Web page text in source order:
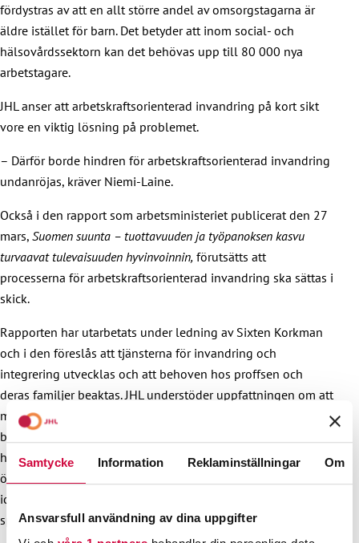
Samtycke Information Reklaminställningar Om
Ansvarsfull användning av dina uppgifter
fördystras av att en allt större andel av omsorgstagarna är
äldre istället för barn. Det betyder att inom social- och
hälsovårdssektorn kan det behövas upp till 80 000 nya
arbetstagare.
JHL anser att arbetskraftsorienterad invandring på kort sikt
vore en viktig lösning på problemet.
– Därför borde hindren för arbetskraftsorienterad invandring
undanröjas, kräver Niemi-Laine.
Också i den rapport som arbetsministeriet publicerat den 27
mars, Suomen suunta – tuottavuuden ja työpanoksen kasvu
turvaavat tulevaisuuden hyvinvoinnin, förutsätts att
processerna för arbetskraftsorienterad invandring ska sättas i
skick.
Rapporten har utarbetats under ledning av Sixten Korkman
och i den föreslås att tjänsterna för invandring och
integrering utvecklas och att behoven hos proffsen och
deras familjer beaktas. JHL understöder uppfattningen om att
man ska skapa en kundvänlig servicehelhet. JHL anser att
byråkratin kring invandring ska underlättas. Vid
handläggningen av dokument och handlingar ska man
övergå till en modell med ett enda serviceställe och till en
icke-lineär handläggning, så att kunden inte behöver
springa från ställe till ställe i en viss ordning.